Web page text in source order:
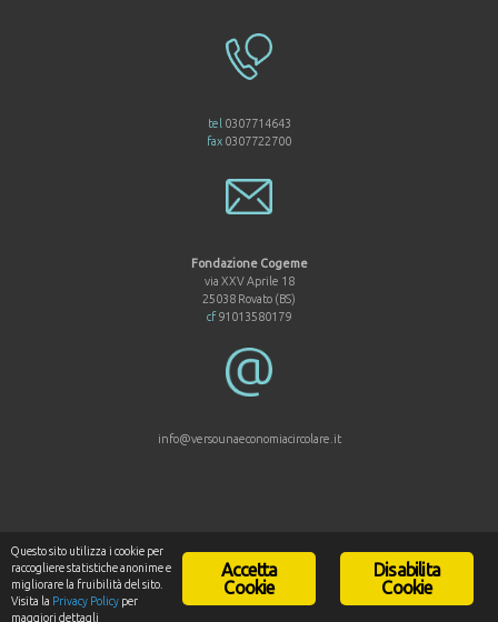
tel 0307714643
fax 0307722700
Fondazione Cogeme
via XXV Aprile 18
25038 Rovato (BS)
cf91013580179
info@versounaeconomiacircolare.it
© 2017 Fondazione Cogeme
Based on aSiteOrigin
Disabilita
Cookie
Accetta
Cookie
Questo sito utilizza i cookie per
raccogliere statistiche anonime e
migliorare la fruibilità del sito.
Visita la Privacy Policy per
maggiori dettagli